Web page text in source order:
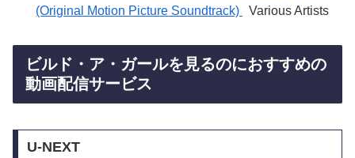
(Original Motion Picture Soundtrack)
Various Artists
ビルド・ア・ガールを見るのにおすすめの
動画配信サービス
U-NEXT